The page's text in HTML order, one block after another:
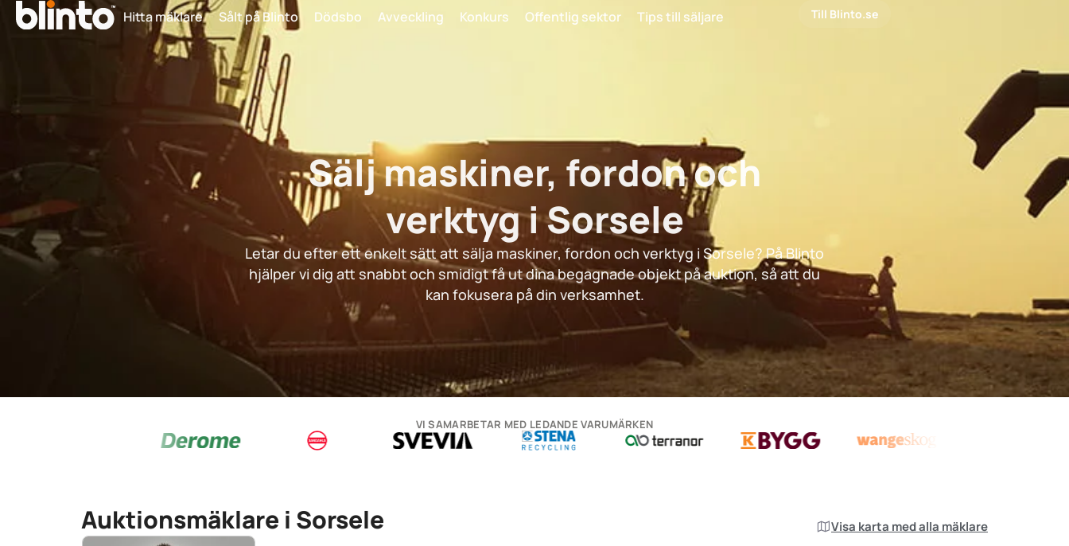
Hitta mäklare Sålt på Blinto Dödsbo Avveckling Konkurs Offentlig sektor Tips till säljare Till Blinto.se
Sälj maskiner, fordon och
verktyg i Sorsele
Letar du efter ett enkelt sätt att sälja maskiner, fordon och verktyg i Sorsele? På Blinto
hjälper vi dig att snabbt och smidigt få ut dina begagnade objekt på auktion, så att du
kan fokusera på din verksamhet.
VI SAMARBETAR MED LEDANDE VARUMÄRKEN
Auktionsmäklare i Sorsele Visa karta med alla mäklare